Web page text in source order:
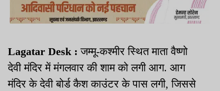
Lagatar Desk : जम्मू-कश्मीर स्थित माता वैष्णो
देवी मंदिर में मंगलवार की शाम को लगी आग. आग
मंदिर के देवी बोर्ड कैश काउंटर के पास लगी, जिससे